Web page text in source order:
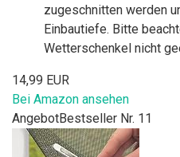
zugeschnitten werden
Einbautiefe. Bitte
Wetterschenkel nicht
14,99 EUR
Bei Amazon ansehen
AngebotBestseller Nr. 11